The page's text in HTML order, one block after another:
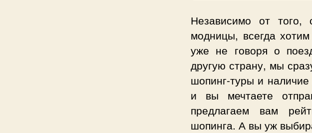
Независимо от
модницы, всегда
уже не говоря о
другую страну, мы
шопинг-туры и
и вы мечтаете
предлагаем вам
шопинга. А вы уж